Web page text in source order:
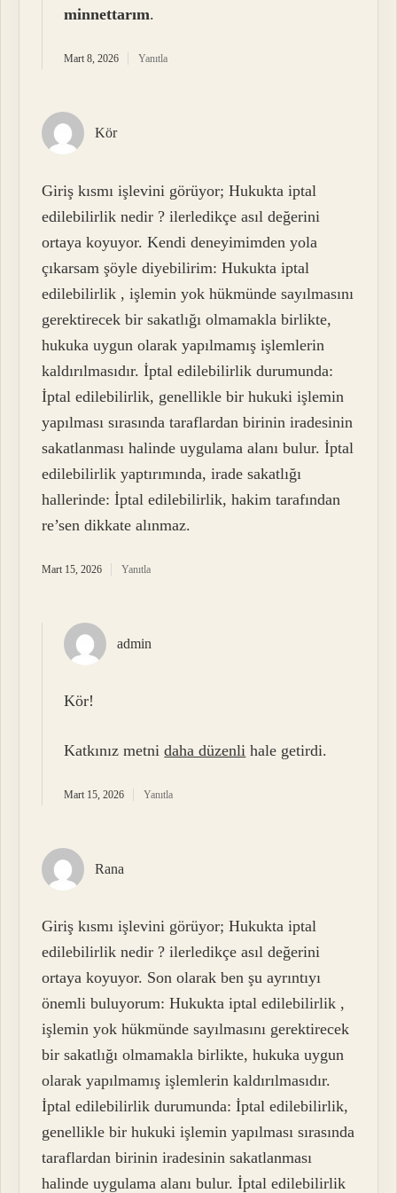
minnettarım.
Mart 8, 2026 Yanıtla
Kör
Giriş kısmı işlevini görüyor; Hukukta iptal
edilebilirlik nedir ? ilerledikçe asıl değerini
ortaya koyuyor. Kendi deneyimimden yola
çıkarsam şöyle diyebilirim: Hukukta iptal
edilebilirlik , işlemin yok hükmünde sayılmasını
gerektirecek bir sakatlığı olmamakla birlikte,
hukuka uygun olarak yapılmamış işlemlerin
kaldırılmasıdır. İptal edilebilirlik durumunda:
İptal edilebilirlik, genellikle bir hukuki işlemin
yapılması sırasında taraflardan birinin iradesinin
sakatlanması halinde uygulama alanı bulur. İptal
edilebilirlik yaptırımında, irade sakatlığı
hallerinde: İptal edilebilirlik, hakim tarafından
re’sen dikkate alınmaz.
Mart 15, 2026 Yanıtla
admin
Kör!
Katkınız metnidaha düzenli hale getirdi.
Mart 15, 2026 Yanıtla
Rana
Giriş kısmı işlevini görüyor; Hukukta iptal
edilebilirlik nedir ? ilerledikçe asıl değerini
ortaya koyuyor. Son olarak ben şu ayrıntıyı
önemli buluyorum: Hukukta iptal edilebilirlik ,
işlemin yok hükmünde sayılmasını gerektirecek
bir sakatlığı olmamakla birlikte, hukuka uygun
olarak yapılmamış işlemlerin kaldırılmasıdır.
İptal edilebilirlik durumunda: İptal edilebilirlik,
genellikle bir hukuki işlemin yapılması sırasında
taraflardan birinin iradesinin sakatlanması
halinde uygulama alanı bulur. İptal edilebilirlik